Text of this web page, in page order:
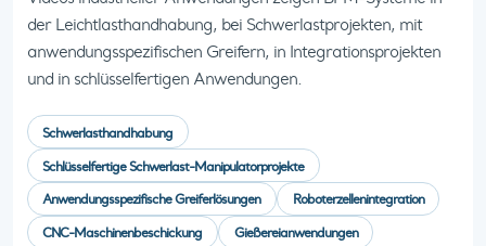
der Leichtlasthandhabung, bei Schwerlastprojekten, mit
anwendungsspezifischen Greifern, in Integrationsprojekten
und in schlüsselfertigen Anwendungen.
Schwerlasthandhabung
Schlüsselfertige Schwerlast-Manipulatorprojekte
Anwendungsspezifische Greiferlösungen
Roboterzellenintegration
CNC-Maschinenbeschickung
Gießereianwendungen